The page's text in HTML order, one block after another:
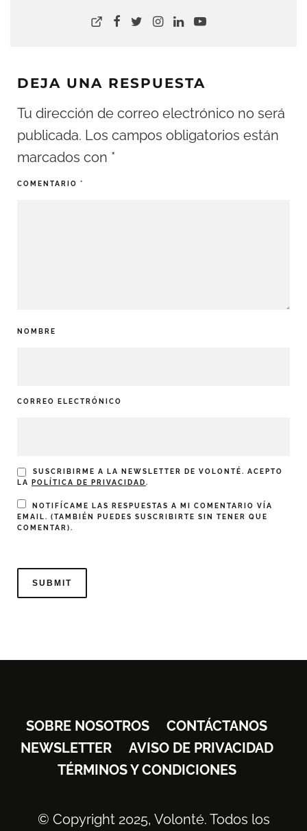
DEJA UNA RESPUESTA
Tu dirección de correo electrónico no será
publicada. Los campos obligatorios están
marcados con *
COMENTARIO *
NOMBRE
CORREO ELECTRÓNICO
SUSCRIBIRME A LA NEWSLETTER DE VOLONTÉ. ACEPTO
LA
POLÍTICA DE PRIVACIDAD.
NOTIFÍCAME LAS RESPUESTAS A MI COMENTARIO VÍA
EMAIL. (TAMBIÉN PUEDES SUSCRIBIRTE SIN TENER QUE
COMENTAR).
SOBRE NOSOTROS
CONTÁCTANOS
NEWSLETTER
AVISO DE PRIVACIDAD
TÉRMINOS Y CONDICIONES
© Copyright 2025, Volonté. Todos los